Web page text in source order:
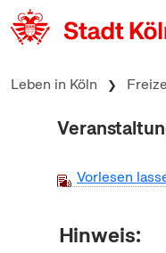
zum Inhalt springen
Leben in Köln
Vorlesen
Hinweis: